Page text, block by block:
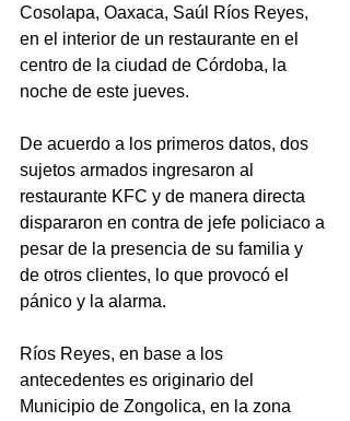
Cosolapa, Oaxaca, Saúl Ríos Reyes,
en el interior de un restaurante en el
centro de la ciudad de Córdoba, la
noche de este jueves.
De acuerdo a los primeros datos, dos
sujetos armados ingresaron al
restaurante KFC y de manera directa
dispararon en contra de jefe policiaco a
pesar de la presencia de su familia y
de otros clientes, lo que provocó el
pánico y la alarma.
Ríos Reyes, en base a los
antecedentes es originario del
Municipio de Zongolica, en la zona